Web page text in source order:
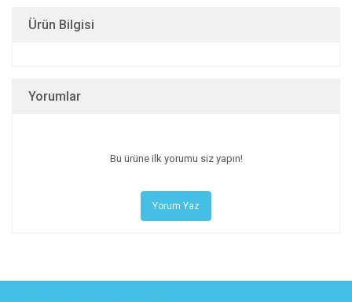
Ürün Bilgisi
Yorumlar
Bu ürüne ilk yorumu siz yapın!
Yorum Yaz